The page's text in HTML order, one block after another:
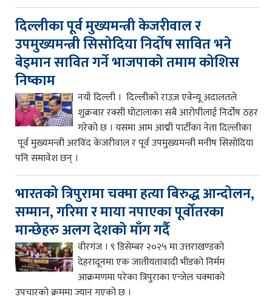
दिल्लीका पूर्व मुख्यमन्त्री केजरीवाल र
उपमुख्यमन्त्री सिसोदिया निर्दोष सावित भने
बेइमान सावित गर्ने भाजपाको तमाम कोशिस
निष्काम
नयाँ दिल्ली । दिल्लीको राउज़ एवेन्यू अदालतले
शुक्रबार रक्सी घोटालाका सबै आरोपीलाई निर्दोष ठहर
गरेको छ । यसमा आम आद्मी पार्टीका नेता दिल्लीका
पूर्व मुख्यमन्त्री अरविंद केजरीवाल र पूर्व उपमुख्यमन्त्री मनीष सिसोदिया
पनि समावेश छन् ।
भारतको त्रिपुरामा चक्मा हत्या बिरुद्ध आन्दोलन,
सम्मान, गरिमा र माया नपाएका पूर्वोतरका
मान्छेहरु अलग देशको माँग गर्दै
वीरगंज । ९ डिसेम्बर २०२५ मा उत्तराखण्डको
देहरादूनमा एक जातीयतावादी भीडको निर्मम
आक्रमणमा परेका त्रिपुराका एन्जेल चक्माको
उपचारको क्रममा ज्यान गएको छ ।